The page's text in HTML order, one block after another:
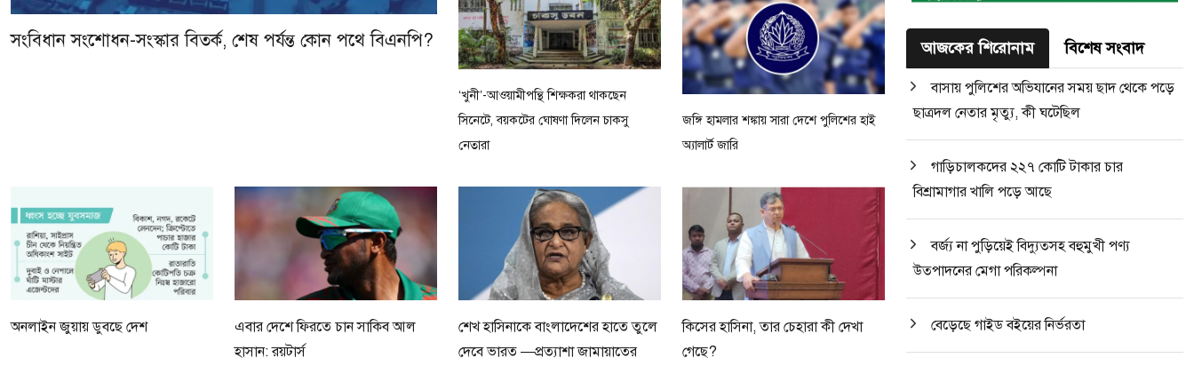
সংবিধান সংশোধন-সংস্কার বিতর্ক, শেষ পর্যন্ত কোন পথে বিএনপি?
‘খুনী’-আওয়ামীপন্থি শিক্ষকরা থাকছেন
সিনেটে, বয়কটের ঘোষণা দিলেন চাকসু
নেতারা
জঙ্গি হামলার শঙ্কায় সারা দেশে পুলিশের হাই
অ্যালার্ট জারি
অনলাইন জুয়ায় ডুবছে দেশ
এবার দেশে ফিরতে চান সাকিব আল
হাসান: রয়টার্স
শেখ হাসিনাকে বাংলাদেশের হাতে তুলে
দেবে ভারত —প্রত্যাশা জামায়াতের
কিসের হাসিনা, তার চেহারা কী দেখা
গেছে?
আজকের শিরোনাম বিশেষ সংবাদ
বাসায় পুলিশের অভিযানের সময় ছাদ থেকে পড়ে
ছাত্রদল নেতার মৃত্যু, কী ঘটেছিল
গাড়িচালকদের ২২৭ কোটি টাকার চার
বিশ্রামাগার খালি পড়ে আছে
বর্জ্য না পুড়িয়েই বিদ্যুত্সহ বহুমুখী পণ্য
উত্পাদনের মেগা পরিকল্পনা
বেড়েছে গাইড বইয়ের নির্ভরতা